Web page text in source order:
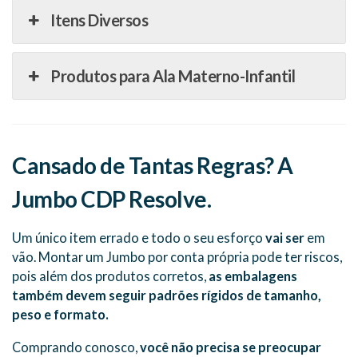
Itens Diversos
Produtos para Ala Materno-Infantil
Cansado de Tantas Regras? A
Jumbo CDP Resolve.
Um único item errado e todo o seu esforço vai ser em
vão. Montar um Jumbo por conta própria pode ter riscos,
pois além dos produtos corretos, as embalagens
também devem seguir padrões rígidos de tamanho,
peso e formato.
Comprando conosco, você não precisa se preocupar